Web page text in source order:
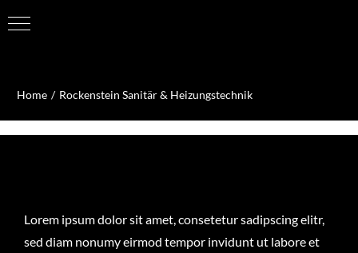
springen
Home Rockenstein Sanitär & Heizungstechnik
Lorem ipsum dolor sit amet, consetetur sadipscing elitr,
sed diam nonumy eirmod tempor invidunt ut labore et